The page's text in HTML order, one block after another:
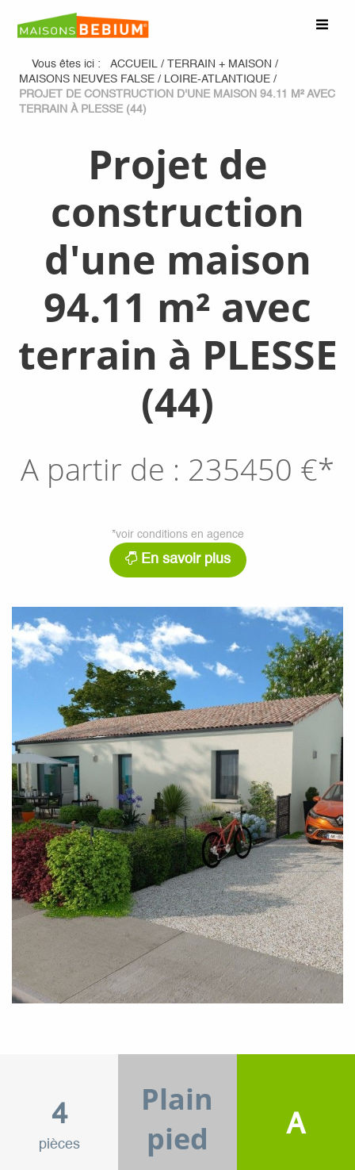
Vous êtes ici : ACCUEIL / TERRAIN + MAISON /
MAISONS NEUVES FALSE / LOIRE-ATLANTIQUE /
PROJET DE CONSTRUCTION D'UNE MAISON 94.11 M² AVEC
TERRAIN À PLESSE (44)
Projet de
construction
d'une maison
94.11 m² avec
terrain à PLESSE
(44)
A partir de : 235450 €*
*voir conditions en agence
En savoir plus
4
pièces
Plain
pied
A